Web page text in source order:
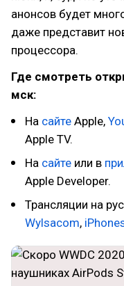
анонсов будет
даже представит
процессора.
Где смотреть
мск:
На сайте Apple,
Apple TV.
На сайте или в
Apple Developer.
Трансляции на
Wylsacom,